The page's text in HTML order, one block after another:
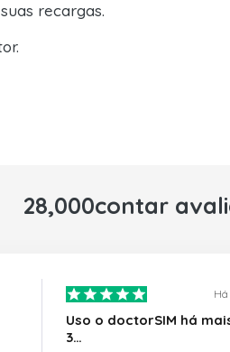
recargas.
28,000contar
Uso o doctorSIM há
3…